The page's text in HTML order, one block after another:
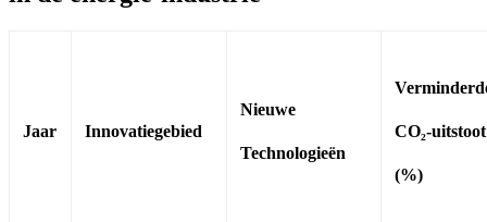
Jaar Innovatiegebied
Nieuwe
Technologieën
CO₂-uitstoot
(%)